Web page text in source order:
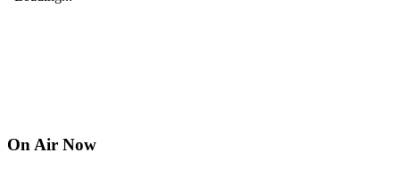
On Air Now